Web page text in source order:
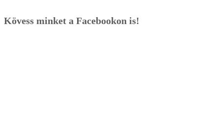
Kövess minket a Facebookon is!